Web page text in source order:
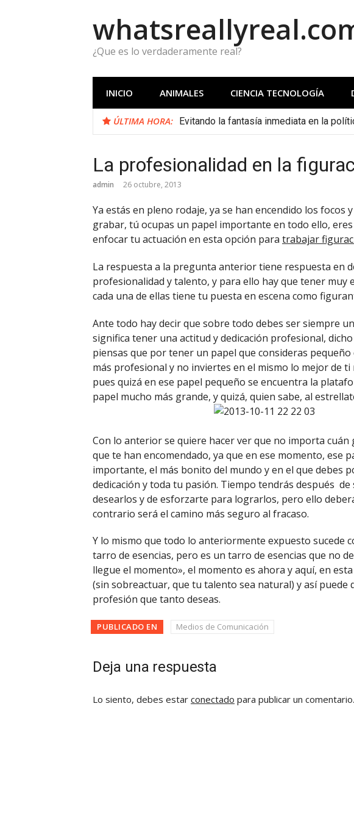
¿Que es lo verdaderamente real?
INICIO ANIMALES CIENCIA TECNOLOGÍA
ÚLTIMA HORA: Evitando la fantasía inmediata en la
La profesionalidad en la
admin 26 octubre, 2013
Ya estás en pleno rodaje, ya se han encendido los focos
grabar, tú ocupas un papel importante en todo ello,
enfocar tu actuación en esta opción para trabajar
La respuesta a la pregunta anterior tiene respuesta en
profesionalidad y talento, y para ello hay que tener muy
cada una de ellas tiene tu puesta en escena como
Ante todo hay decir que sobre todo debes ser siempre
significa tener una actitud y dedicación profesional,
piensas que por tener un papel que consideras
más profesional y no inviertes en el mismo lo mejor de
pues quizá en ese papel pequeño se encuentra la
papel mucho más grande, y quizá, quien sabe, al
Con lo anterior se quiere hacer ver que no importa cuán
que te han encomendado, ya que en ese momento, ese
importante, el más bonito del mundo y en el que debes
dedicación y toda tu pasión. Tiempo tendrás después
desearlos y de esforzarte para lograrlos, pero ello
contrario será el camino más seguro al fracaso.
Y lo mismo que todo lo anteriormente expuesto sucede
tarro de esencias, pero es un tarro de esencias que no
llegue el momento», el momento es ahora y aquí, en
(sin sobreactuar, que tu talento sea natural) y así puede
profesión que tanto deseas.
PUBLICADO EN Medios de Comunicación
Deja una respuesta
Lo siento, debes estar conectado para publicar un comentario.